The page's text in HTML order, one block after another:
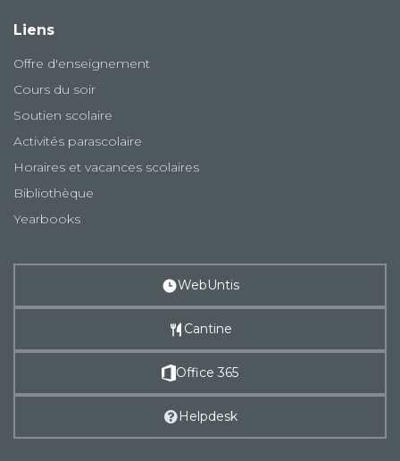
Liens
Offre d'enseignement
Cours du soir
Soutien scolaire
Activités parascolaire
Horaires et vacances scolaires
Bibliothèque
Yearbooks
WebUntis
Cantine
Office 365
Helpdesk